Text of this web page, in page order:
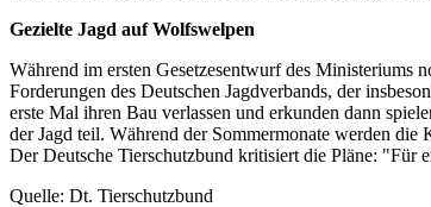
Gezielte Jagd auf Wolfswelpen
Während im ersten Gesetzesentwurf des Ministeriums
Forderungen des Deutschen Jagdverbands, der
erste Mal ihren Bau verlassen und erkunden dann
der Jagd teil. Während der Sommermonate werden
Der Deutsche Tierschutzbund kritisiert die Pläne: "Für
Quelle: Dt. Tierschutzbund